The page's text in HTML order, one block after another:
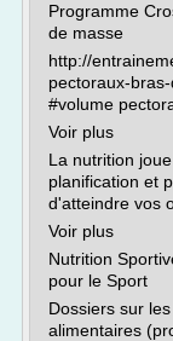
Programme
de masse
http://
pectoraux-
#volume
Voir plus
La nutrition
planification et
d'atteindre vos
Voir plus
Nutrition
pour le Sport
Dossiers sur
alimentaires